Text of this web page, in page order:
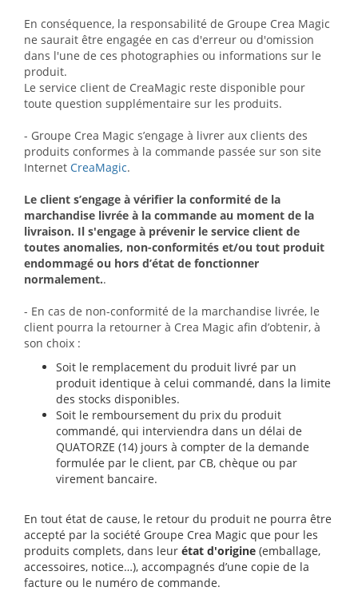
En conséquence, la responsabilité de Groupe Crea Magic
ne saurait être engagée en cas d'erreur ou d'omission
dans l'une de ces photographies ou informations sur le
produit.
Le service client de CreaMagic reste disponible pour
toute question supplémentaire sur les produits.
- Groupe Crea Magic s’engage à livrer aux clients des
produits conformes à la commande passée sur son site
Internet CreaMagic.
Le client s’engage à vérifier la conformité de la
marchandise livrée à la commande au moment de la
livraison. Il s'engage à prévenir le service client de
toutes anomalies, non-conformités et/ou tout produit
endommagé ou hors d’état de fonctionner
normalement..
- En cas de non-conformité de la marchandise livrée, le
client pourra la retourner à Crea Magic afin d’obtenir, à
son choix :
Soit le remplacement du produit livré par un
produit identique à celui commandé, dans la limite
des stocks disponibles.
Soit le remboursement du prix du produit
commandé, qui interviendra dans un délai de
QUATORZE (14) jours à compter de la demande
formulée par le client, par CB, chèque ou par
virement bancaire.
En tout état de cause, le retour du produit ne pourra être
accepté par la société Groupe Crea Magic que pour les
produits complets, dans leur état d'origine (emballage,
accessoires, notice…), accompagnés d’une copie de la
facture ou le numéro de commande.